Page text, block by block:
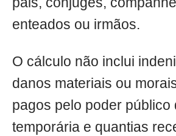
enteados ou irmãos.
O cálculo não inclui
danos materiais ou
pagos pelo poder público
temporária e quantias